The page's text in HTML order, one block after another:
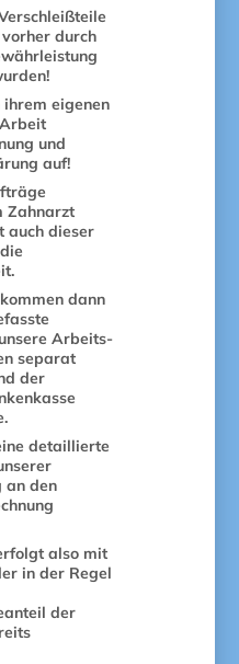
durch
eigenen
und
auf!
Zahnarzt
auch dieser
dann
Arbeits-
separat
der
detaillierte
an den
also mit
in der Regel
der